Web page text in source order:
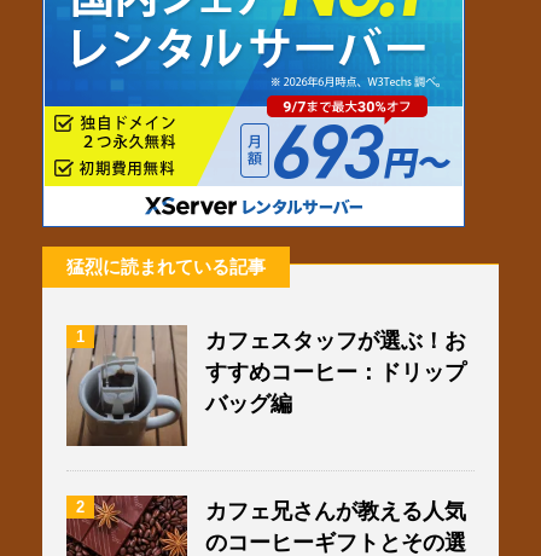
o
o
k
g
a
m
e
猛烈に読まれている記事
1
カフェスタッフが選ぶ！お
すすめコーヒー：ドリップ
バッグ編
2
カフェ兄さんが教える人気
のコーヒーギフトとその選